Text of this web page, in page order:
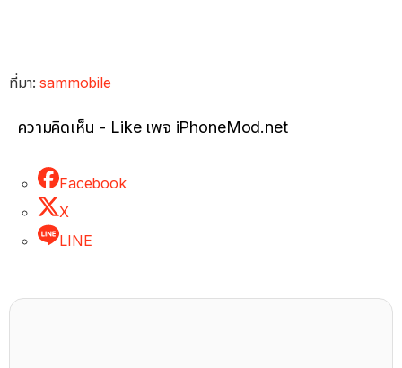
ที่มา:sammobile
ความคิดเห็น - Like เพจ iPhoneMod.net
Facebook
X
LINE